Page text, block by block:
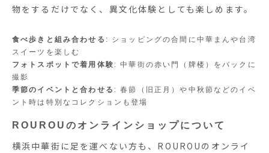
物をするだけでなく、異文化体験としても楽しめます。
食べ歩きと組み合わせる : ショッピングの合間に中華まんや台湾
スイーツを楽しむ
フォトスポットで着用体験 : 中華街の赤い門（牌楼）をバックに
撮影
季節のイベントと合わせる : 春節（旧正月）や中秋節などのイベ
ント時は特別なコレクションも登場
ROUROUのオンラインショップについて
横浜中華街に足を運べない方も、ROUROUのオンライ